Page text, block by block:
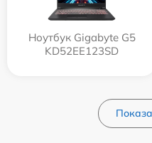
Ноутбук Gigabyte G5
KD52EE123SD